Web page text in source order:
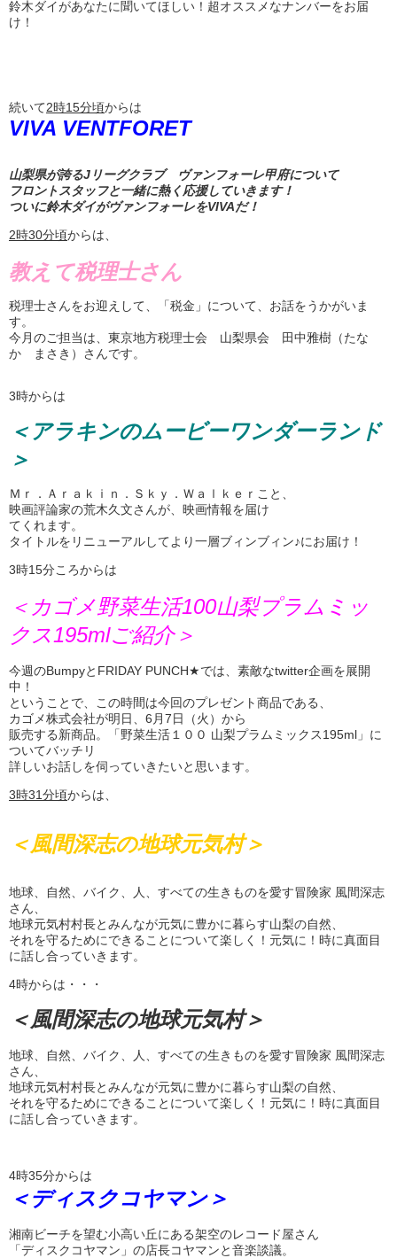
鈴木ダイがあなたに聞いてほしい！超オススメなナンバーをお届
け！
続いて2時15分頃からは
VIVA VENTFORET
山梨県が誇るJリーグクラブ ヴァンフォーレ甲府について
フロントスタッフと一緒に熱く応援していきます！
ついに鈴木ダイがヴァンフォーレをVIVAだ！
2時30分頃からは、
教えて税理士さん
税理士さんをお迎えして、「税金」について、お話をうかがいま
す。
今月のご担当は、東京地方税理士会 山梨県会 田中雅樹（たな
か まさき）さんです。
3時からは
＜アラキンのムービーワンダーランド
＞
Ｍｒ．Ａｒａｋｉｎ．Ｓｋｙ．Ｗａｌｋｅｒこと、
映画評論家の荒木久文さんが、映画情報を届け
てくれます。
タイトルをリニューアルしてより一層ブィンブィン♪にお届け！
3時15分ころからは
＜カゴメ野菜生活100山梨プラムミッ
クス195mlご紹介＞
今週のBumpyとFRIDAY PUNCH★では、素敵なtwitter企画を展開
中！
ということで、この時間は今回のプレゼント商品である、
カゴメ株式会社が明日、6月7日（火）から
販売する新商品。「野菜生活１００ 山梨プラムミックス195ml」に
ついてバッチリ
詳しいお話しを伺っていきたいと思います。
3時31分頃からは、
＜風間深志の地球元気村＞
地球、自然、バイク、人、すべての生きものを愛す冒険家 風間深志
さん、
地球元気村村長とみんなが元気に豊かに暮らす山梨の自然、
それを守るためにできることについて楽しく！元気に！時に真面目
に話し合っていきます。
4時からは・・・
＜風間深志の地球元気村＞
地球、自然、バイク、人、すべての生きものを愛す冒険家 風間深志
さん、
地球元気村村長とみんなが元気に豊かに暮らす山梨の自然、
それを守るためにできることについて楽しく！元気に！時に真面目
に話し合っていきます。
4時35分からは
＜ディスクコヤマン＞
湘南ビーチを望む小高い丘にある架空のレコード屋さん
「ディスクコヤマン」の店長コヤマンと音楽談議。